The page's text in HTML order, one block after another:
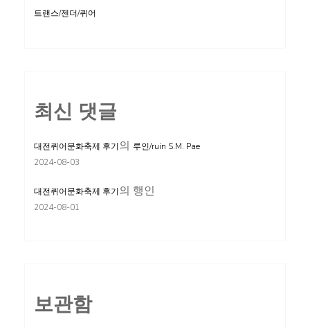
트랜스/젠더/퀴어
최신 댓글
대전퀴어문화축제 후기의 루인/ruin S.M. Pae
2024-08-03
대전퀴어문화축제 후기의 행인
2024-08-01
보관함